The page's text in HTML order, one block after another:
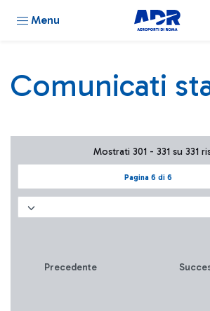
Menu
Comunicati
Pagina 6 di 6
Mostrati 301 - 331 su 331
Precedente